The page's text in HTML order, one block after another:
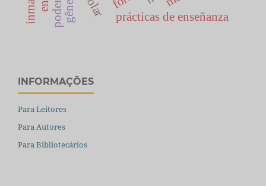
prácticas de enseñanza
INFORMAÇÕES
Para Leitores
Para Autores
Para Bibliotecários